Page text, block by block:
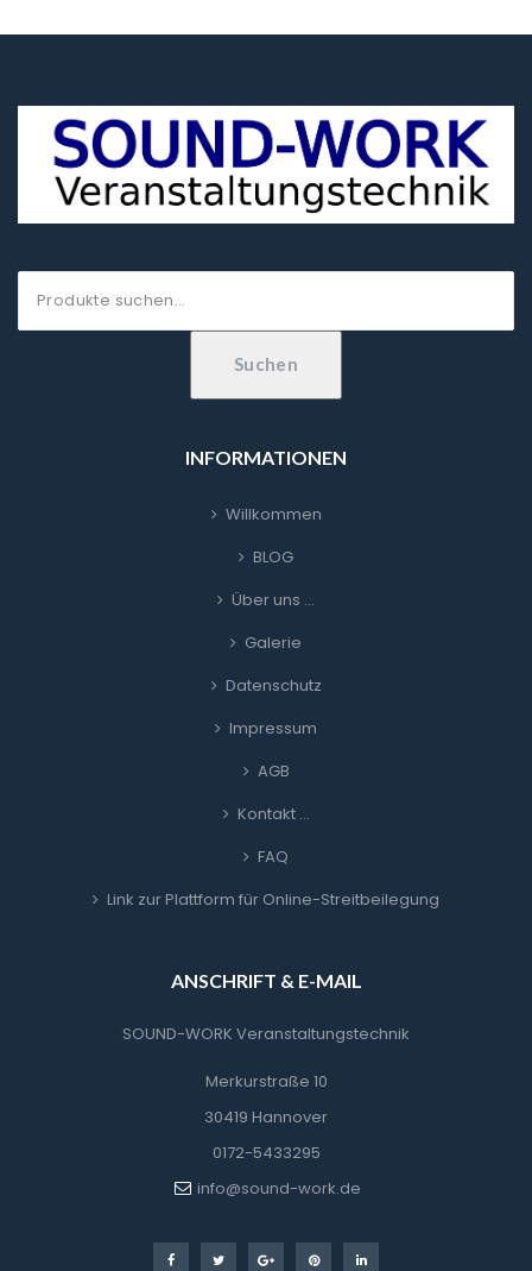
Suche
Suchen
INFORMATIONEN
Willkommen
BLOG
Über uns …
Galerie
Datenschutz
Impressum
AGB
Kontakt …
FAQ
Link zur Plattform für Online-Streitbeilegung
ANSCHRIFT & E-MAIL
SOUND-WORK Veranstaltungstechnik
Merkurstraße 10
30419 Hannover
0172-5433295
info@sound-work.de